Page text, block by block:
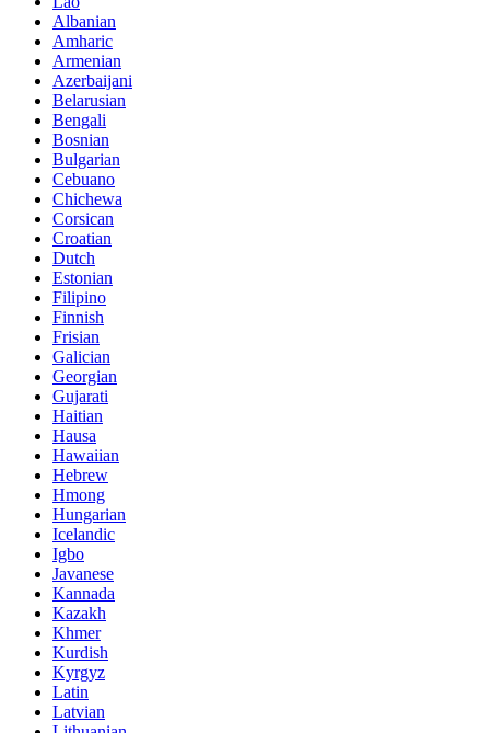
Albanian
Amharic
Armenian
Azerbaijani
Belarusian
Bengali
Bosnian
Bulgarian
Cebuano
Chichewa
Corsican
Croatian
Dutch
Estonian
Filipino
Finnish
Frisian
Galician
Georgian
Gujarati
Haitian
Hausa
Hawaiian
Hebrew
Hmong
Hungarian
Icelandic
Igbo
Javanese
Kannada
Kazakh
Khmer
Kurdish
Kyrgyz
Latin
Latvian